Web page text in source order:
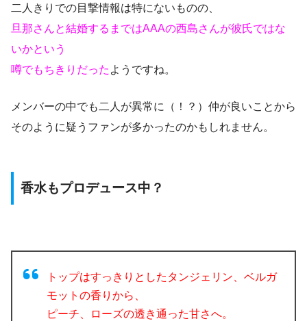
二人きりでの目撃情報は特にないものの、
旦那さんと結婚するまではAAAの西島さんが彼氏ではな
いかという
噂でもちきりだった ようですね。
メンバーの中でも二人が異常に（！？）仲が良いことから
そのように疑うファンが多かったのかもしれません。
香水もプロデュース中？
トップはすっきりとしたタンジェリン、ベルガ
モットの香りから、
ピーチ、ローズの透き通った甘さへ。